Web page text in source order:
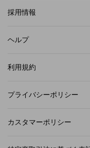
採用情報
ヘルプ
利用規約
プライバシーポリシー
カスタマーポリシー